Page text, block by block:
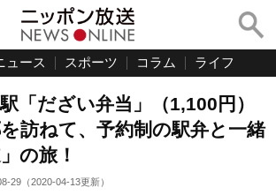
ュース スポーツ コラム ライフ
「だざい弁当」（1,100円）
訪ねて、予約制の駅弁と一緒
の旅！
29 （2020-04-13更新）